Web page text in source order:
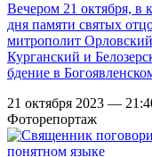
Вечером 21 октября, в
дня памяти святых
митрополит
Курганский и
бдение в
21 октября 2023 —
Фоторепортаж